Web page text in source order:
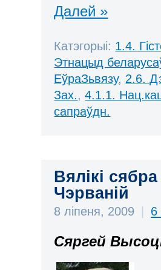
Далей »
Катэгорыі: 1.4.
Этнацыд
ЕўраЗьвязу, 2.6.
Зах.,4.1.1.
сапраўдн.
Вялікі
Чэрваній
8 ліпеня, 2009 6
Сяргей